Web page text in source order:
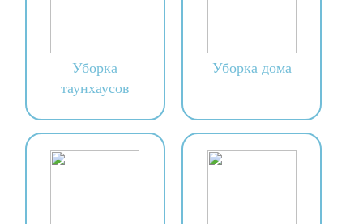
Уборка
таунхаусов
Уборка дома